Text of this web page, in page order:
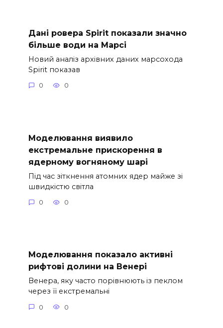
Дані ровера Spirit показали значно
більше води на Марсі
Новий аналіз архівних даних марсохода
Spirit показав
0 0
Моделювання виявило
екстремальне прискорення в
ядерному вогняному шарі
Під час зіткнення атомних ядер майже зі
швидкістю світла
0 0
Моделювання показало активні
рифтові долини на Венері
Венера, яку часто порівнюють із пеклом
через її екстремальні
0 0